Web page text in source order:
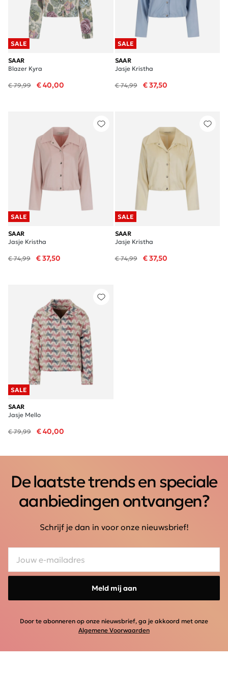
SALE
SAAR
Blazer Kyra
€ 79,99 € 40,00
SALE
SAAR
Jasje Kristha
€ 74,99 € 37,50
SALE
SAAR
Jasje Kristha
€ 74,99 € 37,50
SALE
SAAR
Jasje Kristha
€ 74,99 € 37,50
SALE
SAAR
Jasje Mello
€ 79,99 € 40,00
De laatste trends en speciale
aanbiedingen ontvangen?
Schrijf je dan in voor onze nieuwsbrief!
Meld mij aan
Door te abonneren op onze nieuwsbrief, ga je akkoord met onze
Algemene Voorwaarden